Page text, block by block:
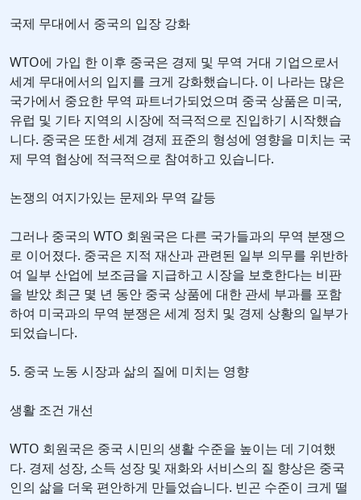
국제 무대에서 중국의 입장 강화
WTO에 가입 한 이후 중국은 경제 및 무역 거대 기업으로서
세계 무대에서의 입지를 크게 강화했습니다. 이 나라는 많은
국가에서 중요한 무역 파트너가되었으며 중국 상품은 미국,
유럽 및 기타 지역의 시장에 적극적으로 진입하기 시작했습
니다. 중국은 또한 세계 경제 표준의 형성에 영향을 미치는 국
제 무역 협상에 적극적으로 참여하고 있습니다.
논쟁의 여지가있는 문제와 무역 갈등
그러나 중국의 WTO 회원국은 다른 국가들과의 무역 분쟁으
로 이어졌다. 중국은 지적 재산과 관련된 일부 의무를 위반하
여 일부 산업에 보조금을 지급하고 시장을 보호한다는 비판
을 받았 최근 몇 년 동안 중국 상품에 대한 관세 부과를 포함
하여 미국과의 무역 분쟁은 세계 정치 및 경제 상황의 일부가
되었습니다.
5. 중국 노동 시장과 삶의 질에 미치는 영향
생활 조건 개선
WTO 회원국은 중국 시민의 생활 수준을 높이는 데 기여했
다. 경제 성장, 소득 성장 및 재화와 서비스의 질 향상은 중국
인의 삶을 더욱 편안하게 만들었습니다. 빈곤 수준이 크게 떨